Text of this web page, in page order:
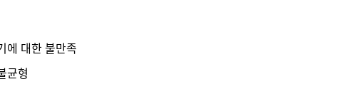
에 대한 불만족
균형